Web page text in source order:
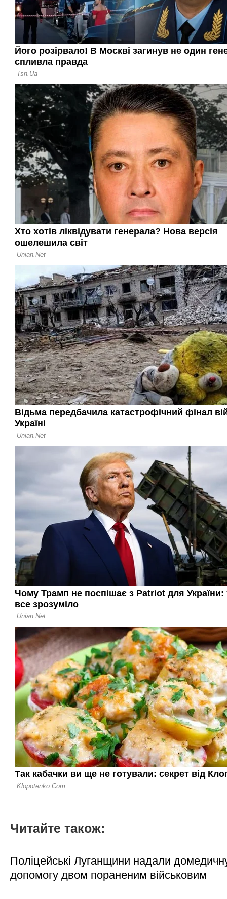
Читайте також:
Поліцейські Луганщини надали
допомогу двом пораненим військовим